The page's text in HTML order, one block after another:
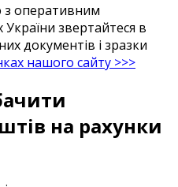
з оперативним
України звертайтеся в
документів і зразки
нашого сайту >>>
на рахунки